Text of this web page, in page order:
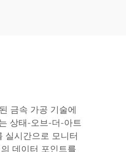
금속 가공 기술에
상태-오브-더-아트
실시간으로 모니터
데이터 포인트를